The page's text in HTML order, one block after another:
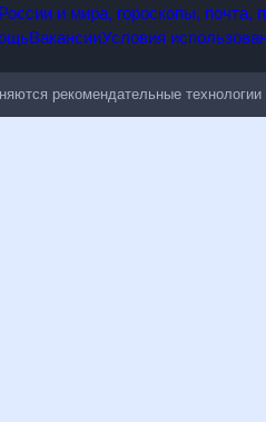
и мира, гороскопы,
ВакансииУсловия
рекомендательные